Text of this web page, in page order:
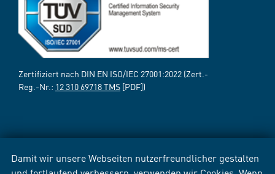
Damit wir unsere Webseiten nutzerfreundlicher gestalten
Zertifiziert nach DIN EN ISO/IEC 27001:2022 (Zert.-
Reg.-Nr.: 12 310 69718 TMS [PDF])